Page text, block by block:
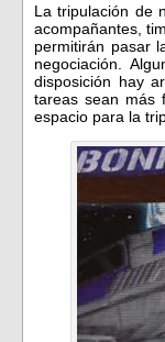
La tripulación de
acompañantes,
permitirán pasar
negociación.
disposición hay
tareas sean más
espacio para la